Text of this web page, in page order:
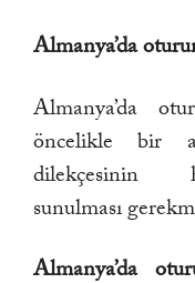
Almanya’da
Almanya’da
öncelikle bir
dilekçesinin
sunulması
Almanya’da